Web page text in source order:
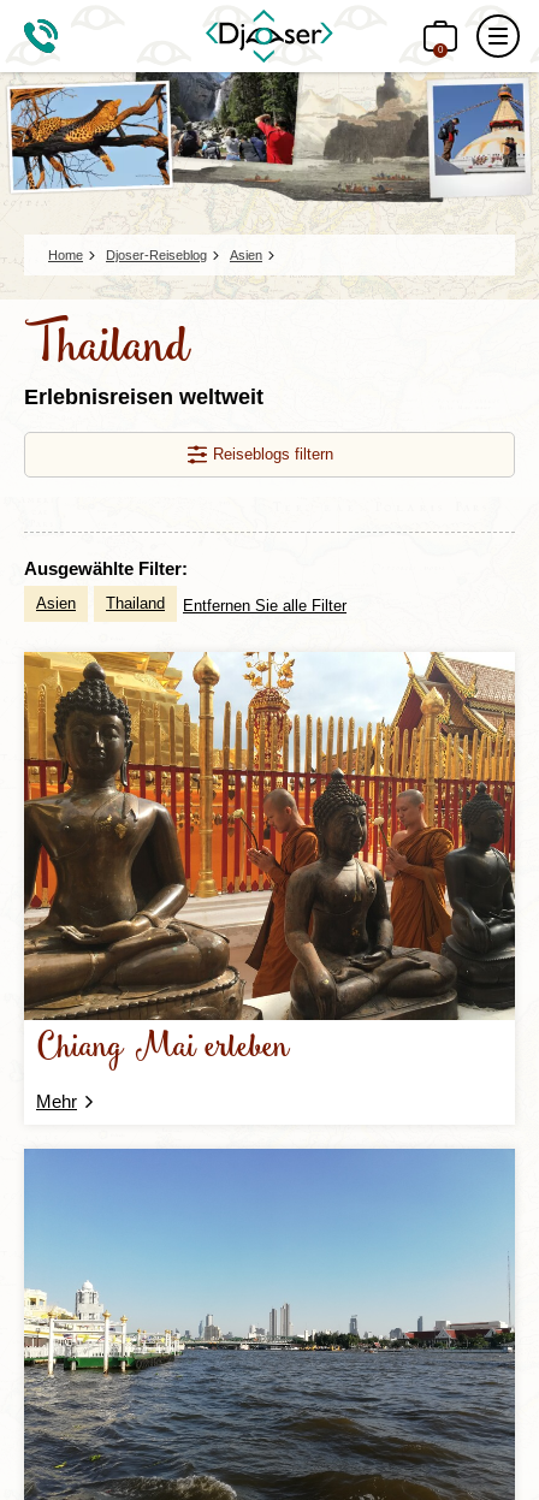
0
Home Djoser-Reiseblog Asien
Thailand
Erlebnisreisen weltweit
Reiseblogs filtern
Ausgewählte Filter:
Asien Thailand Entfernen Sie alle Filter
Chiang Mai erleben
Mehr